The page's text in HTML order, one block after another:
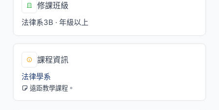
修課班級
法律系3B · 年級以上
課程資訊
法律學系
遠距教學課程。